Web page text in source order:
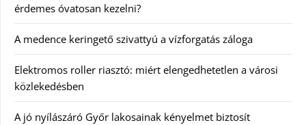
érdemes óvatosan kezelni?
A medence keringető szivattyú a vízforgatás záloga
Elektromos roller riasztó: miért elengedhetetlen a városi
közlekedésben
A jó nyílászáró Győr lakosainak kényelmet biztosít